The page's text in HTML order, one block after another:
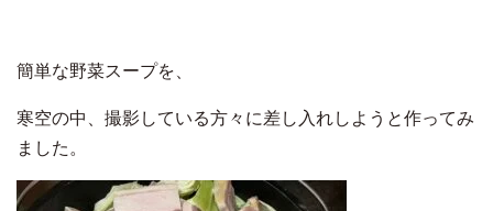
簡単な野菜スープを、
寒空の中、撮影している方々に差し入れしようと作ってみ
ました。